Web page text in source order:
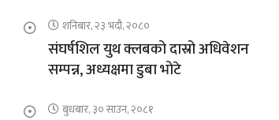
शनिबार, २३ भदौ, २०८०
संघर्षशिल युथ क्लबको दास्रो अधिवेशन
सम्पन्न, अध्यक्षमा डुबा भोटे
बुधबार, ३० साउन, २०८१